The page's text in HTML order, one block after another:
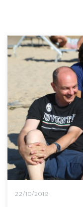
22/10/2019